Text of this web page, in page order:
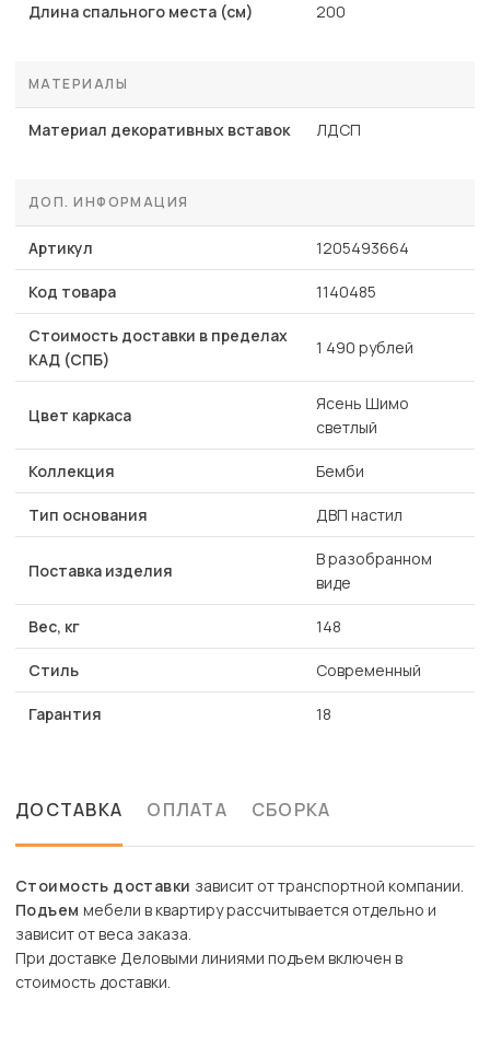
Длина спального места (см) 200
МАТЕРИАЛЫ
Материал декоративных вставок ЛДСП
ДОП. ИНФОРМАЦИЯ
Артикул 1205493664
Код товара 1140485
Стоимость доставки в пределах
КАД (СПБ)
1 490 рублей
Цвет каркаса
Ясень Шимо
светлый
Коллекция Бемби
Тип основания ДВП настил
Поставка изделия
В разобранном
виде
Вес, кг 148
Стиль Современный
Гарантия 18
ДОСТАВКА ОПЛАТА СБОРКА
Стоимость доставки зависит от транспортной компании.
Подъем мебели в квартиру рассчитывается отдельно и
зависит от веса заказа.
При доставке Деловыми линиями подъем включен в
стоимость доставки.